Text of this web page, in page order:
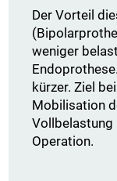
Der Vorteil
weniger
kürzer. Ziel
Mobilisation
Vollbelastung
Operation.